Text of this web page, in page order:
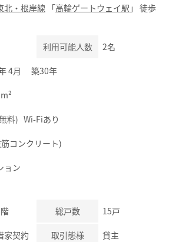
北・根岸線 「高輪ゲートウェイ駅 」 徒歩
利用可能人数 2名
4月 築30年
料) Wi-Fiあり
コンクリート)
ョン
総戸数 15戸
家契約 取引態様 貸主